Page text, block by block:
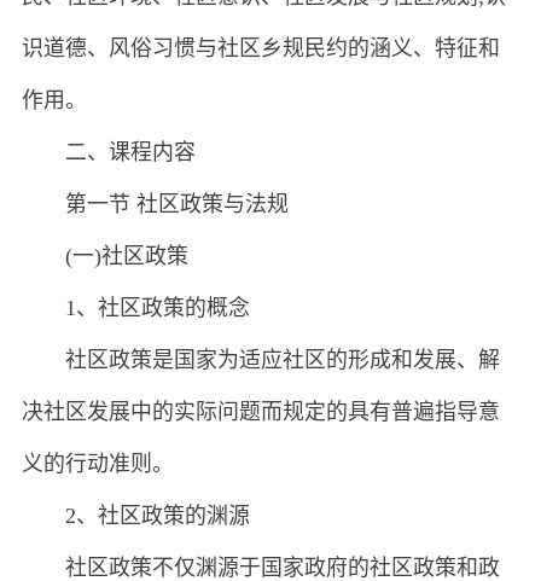
识道德、风俗习惯与社区乡规民约的涵义、特征和
作用。
二、课程内容
第一节 社区政策与法规
(一)社区政策
1、社区政策的概念
社区政策是国家为适应社区的形成和发展、解
决社区发展中的实际问题而规定的具有普遍指导意
义的行动准则。
2、社区政策的渊源
社区政策不仅渊源于国家政府的社区政策和政